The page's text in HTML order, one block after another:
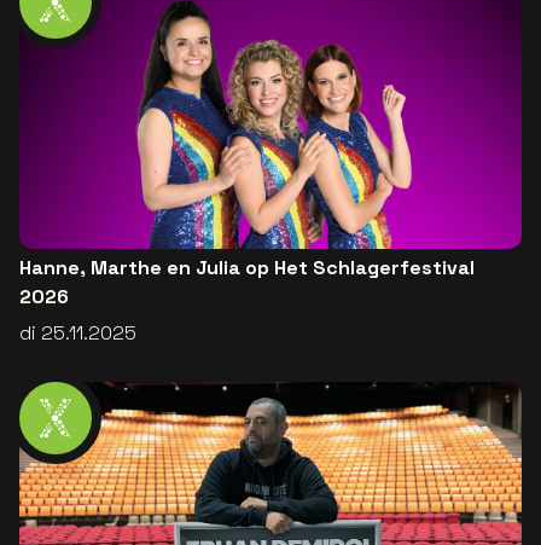
Hanne, Marthe en Julia op Het Schlagerfestival
2026
di 25.11.2025